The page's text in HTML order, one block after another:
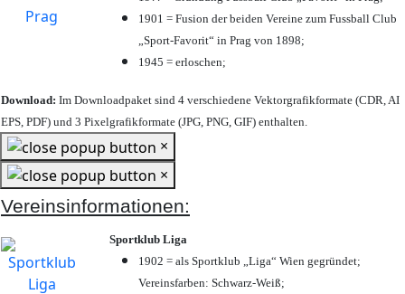
1901 = Fusion der beiden Vereine zum Fussball Club
„Sport-Favorit“ in Prag von 1898;
1945 = erloschen;
Download: Im Downloadpaket sind 4 verschiedene Vektorgrafikformate (CDR, AI
EPS, PDF) und 3 Pixelgrafikformate (JPG, PNG, GIF) enthalten.
×
×
Vereinsinformationen:
Sportklub Liga
1902 = als Sportklub „Liga“ Wien gegründet;
Vereinsfarben: Schwarz-Weiß;